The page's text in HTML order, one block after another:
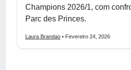
Champions 2026/1, com
Parc des Princes.
Laura Brandao • Fevereiro 24, 2026